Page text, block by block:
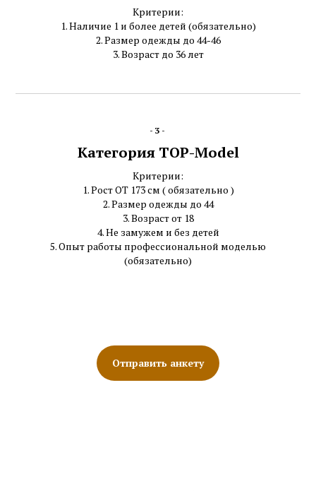
Критерии:
1. Наличие 1 и более детей (обязательно)
2. Размер одежды до 44-46
3. Возраст до 36 лет
-3-
Категория TOP-Model
Критерии:
1. Рост ОТ 173 см ( обязательно )
2. Размер одежды до 44
3. Возраст от 18
4. Не замужем и без детей
5. Опыт работы профессиональной моделью
(обязательно)
Отправить анкету